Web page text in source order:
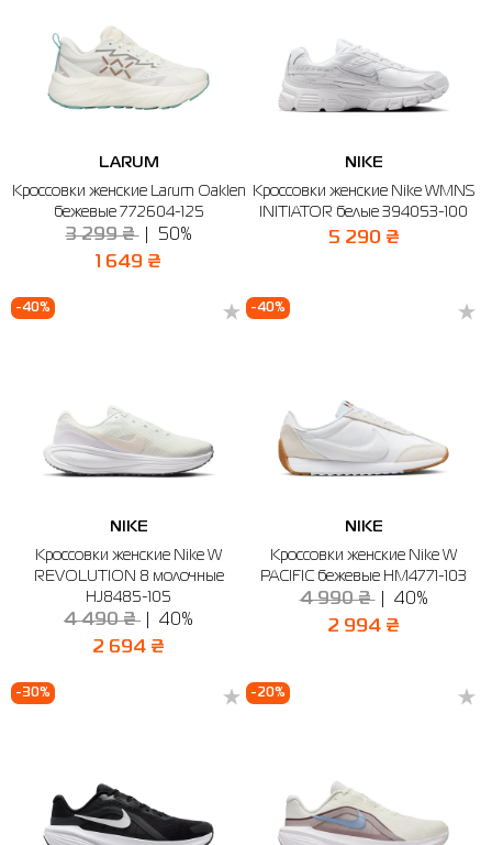
LARUM
Кроссовки женские Larum Oaklen
бежевые 772604-125
3 299 ₴ 50%
1 649 ₴
NIKE
Кроссовки женские Nike WMNS
INITIATOR белые 394053-100
5 290 ₴
-40%
NIKE
Кроссовки женские Nike W
REVOLUTION 8 молочные
HJ8485-105
4 490 ₴ 40%
2 694 ₴
-40%
NIKE
Кроссовки женские Nike W
PACIFIC бежевые HM4771-103
4 990 ₴ 40%
2 994 ₴
-30% -20%